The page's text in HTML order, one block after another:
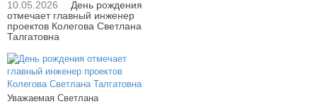
10.05.2026
День рождения
отмечает главный инженер
проектов Колегова Светлана
Талгатовна
Уважаемая Светлана